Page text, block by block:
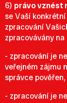
6) právo vznést
se Vaší
zpracování
zpracovávány
- zpracování je
veřejném zájmu
správce pověřen,
- zpracování je